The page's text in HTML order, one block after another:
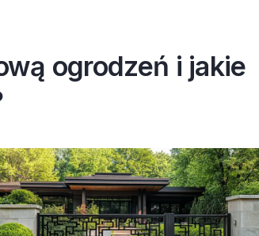
ogrodzeń i jakie